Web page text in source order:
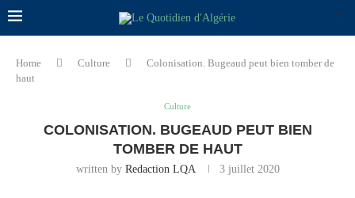
Home Culture
Colonisation. Bugeaud peut bien tomber de
haut
Culture
COLONISATION. BUGEAUD PEUT BIEN
TOMBER DE HAUT
written by Redaction LQA 3 juillet 2020